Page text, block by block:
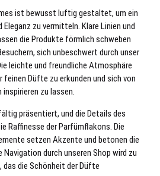
ist bewusst luftig gestaltet, um ein
zu vermitteln. Klare Linien und
die Produkte förmlich schweben
sich unbeschwert durch unser
leichte und freundliche Atmosphäre
feinen Düfte zu erkunden und sich von
zu lassen.
präsentiert, und die Details des
Raffinesse der Parfümflakons. Die
setzen Akzente und betonen die
Navigation durch unseren Shop wird zu
das die Schönheit der Düfte